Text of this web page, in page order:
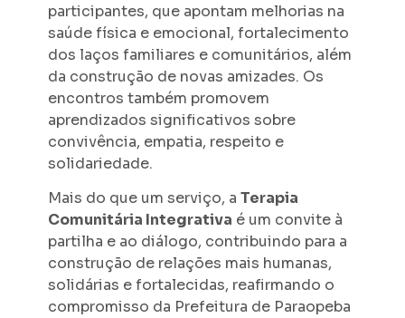
participantes, que apontam melhorias na
saúde física e emocional, fortalecimento
dos laços familiares e comunitários, além
da construção de novas amizades. Os
encontros também promovem
aprendizados significativos sobre
convivência, empatia, respeito e
solidariedade.
Mais do que um serviço, a Terapia
Comunitária Integrativa é um convite à
partilha e ao diálogo, contribuindo para a
construção de relações mais humanas,
solidárias e fortalecidas, reafirmando o
compromisso da Prefeitura de Paraopeba